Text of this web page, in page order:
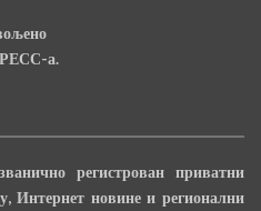
а.
регистрован приватни
Интернет новине и регионални